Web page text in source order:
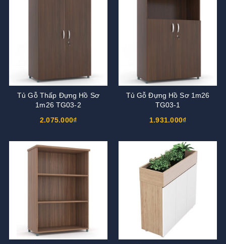
Tủ Gỗ Thấp Đựng Hồ Sơ
1m26 TG03-2
2.075.000₫
Tủ Gỗ Đựng Hồ Sơ 1m26
TG03-1
1.931.000₫